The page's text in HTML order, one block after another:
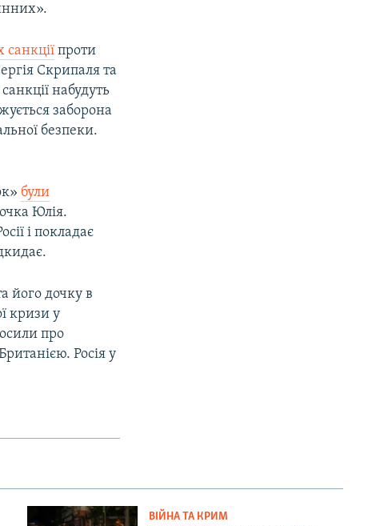
проти
Скрипаля та
набудуть
заборона
безпеки.
були
Юлія.
і покладає
його дочку в
кризи у
про
Росія у
ВІЙНА ТА КРИМ